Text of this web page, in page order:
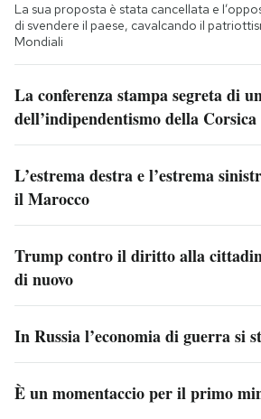
La sua proposta è stata cancellata e
di svendere il paese, cavalcando il
Mondiali
La conferenza stampa segreta di
dell’indipendentismo della Corsica
L’estrema destra e l’estrema
il Marocco
Trump contro il diritto alla
di nuovo
In Russia l’economia di guerra si
È un momentaccio per il primo